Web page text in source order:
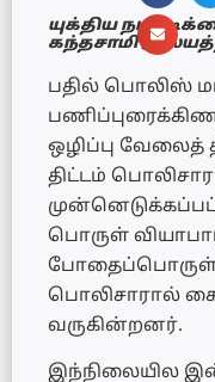
யுக்திய
கந்தசாமி
பதில் பொலிஸ்
ஒழிப்பு வேலைத்
திட்டம்
பொருள்
போதைப்பொருள்
பொலிசாரால்
வருகின்றனர்.
இந்நிலையில